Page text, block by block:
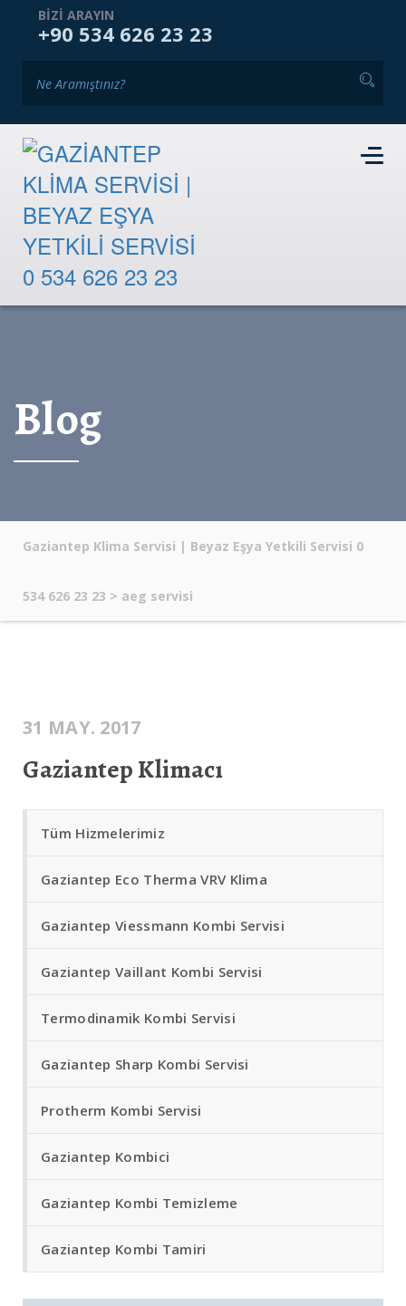
ANASAYFA
RANDEVU TALEBI
BIZI ARAYIN
+90 534 626 23 23
Blog
Gaziantep Klima Servisi | Beyaz Eşya Yetkili Servisi 0
534 626 23 23 > aeg servisi
31 MAY. 2017
Gaziantep Klimacı
Tüm Hizmelerimiz
Gaziantep Eco Therma VRV Klima
Gaziantep Viessmann Kombi Servisi
Gaziantep Vaillant Kombi Servisi
Termodinamik Kombi Servisi
Gaziantep Sharp Kombi Servisi
Protherm Kombi Servisi
Gaziantep Kombici
Gaziantep Kombi Temizleme
Gaziantep Kombi Tamiri